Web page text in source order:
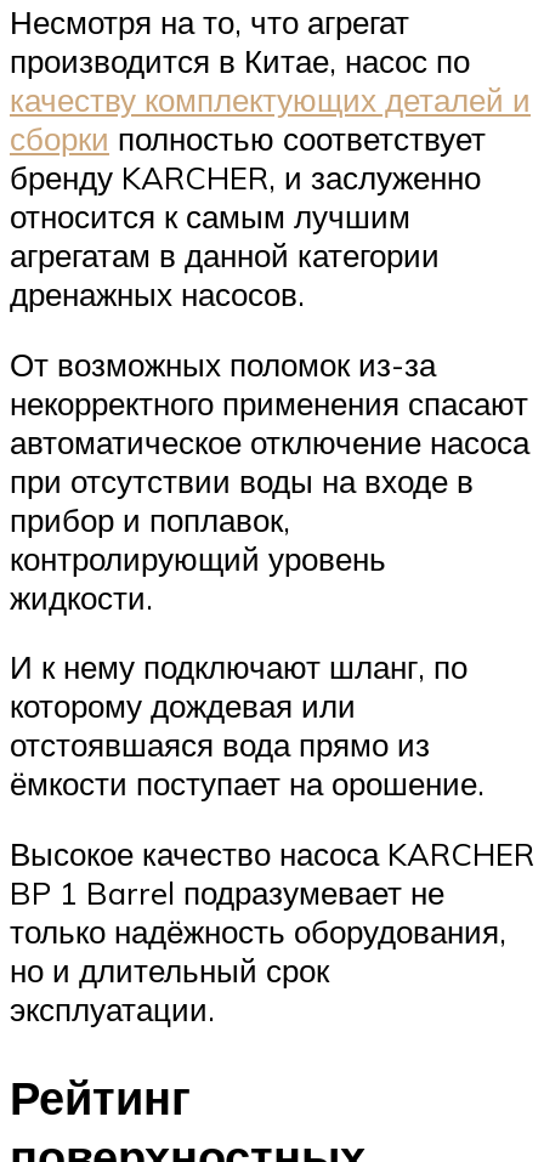
Несмотря на то, что агрегат
производится в Китае, насос по
качеству комплектующих деталей и
сборки полностью соответствует
бренду KARCHER, и заслуженно
относится к самым лучшим
агрегатам в данной категории
дренажных насосов.
От возможных поломок из-за
некорректного применения спасают
автоматическое отключение насоса
при отсутствии воды на входе в
прибор и поплавок,
контролирующий уровень
жидкости.
И к нему подключают шланг, по
которому дождевая или
отстоявшаяся вода прямо из
ёмкости поступает на орошение.
Высокое качество насоса KARCHER
BP 1 Barrel подразумевает не
только надёжность оборудования,
но и длительный срок
эксплуатации.
Рейтинг